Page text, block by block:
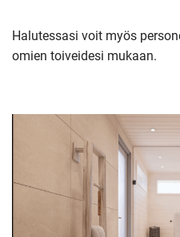
Halutessasi voit myös
omien toiveidesi mukaan.